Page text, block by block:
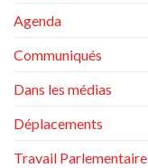
Agenda
Communiqués
Dans les médias
Déplacements
Travail Parlementaire